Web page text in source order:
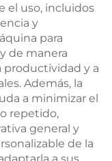
el uso, incluidos
y
para
de manera
productividad y a
Además, la
a minimizar el
repetido,
general y
de la
a sus